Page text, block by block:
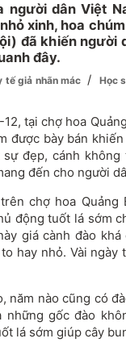
người dân Việt
xinh, hoa
đã khiến người
đây.
tế giả nhãn mác /
Học
tại chợ hoa
được bày bán
đẹp, cánh không
đến cho người
chợ hoa Quảng
động tuốt lá sớm
giá cành đào
hay nhỏ. Vài ngày
năm nào cũng có
gốc đào
lá sớm giúp cây